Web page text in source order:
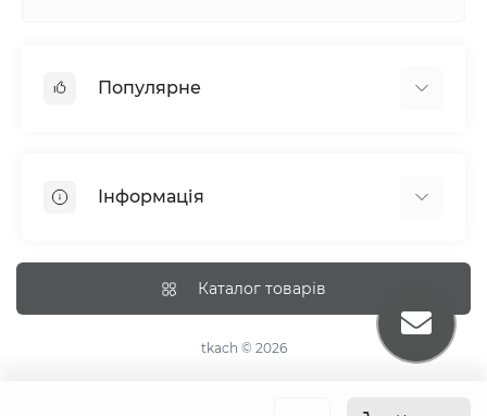
Популярне
Простирадла на резинці
Інформація
Доставка
Каталог товарів
tkach © 2026